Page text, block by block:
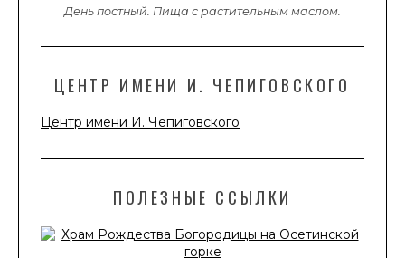
День постный. Пища с растительным маслом.
ЦЕНТР ИМЕНИ И. ЧЕПИГОВСКОГО
Центр имени И. Чепиговского
ПОЛЕЗНЫЕ ССЫЛКИ